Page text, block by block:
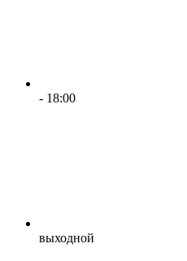
- 18:00
выходной